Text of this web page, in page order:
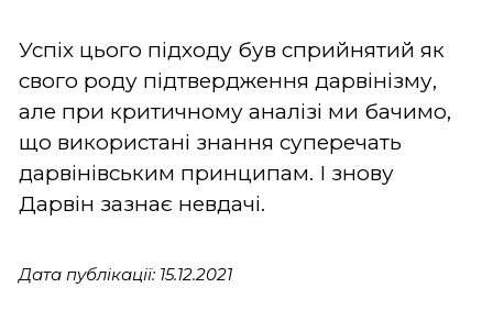
Успіх цього підходу був сприйнятий як
свого роду підтвердження дарвінізму,
але при критичному аналізі ми бачимо,
що використані знання суперечать
дарвінівським принципам. І знову
Дарвін зазнає невдачі.
Дата публікації: 15.12.2021